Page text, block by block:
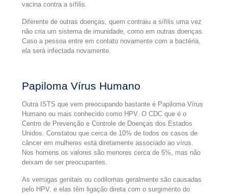
vacina contra a sífilis.
Diferente de outras doenças, quem contraiu a sífilis uma vez
não cria um sistema de imunidade, como em outras doenças.
Caso a pessoa entre em contato novamente com a bactéria,
ela será infectada novamente.
Papiloma Vírus Humano
Outra ISTS que vem preocupando bastante é Papiloma Vírus
Humano ou mais conhecido como HPV. O CDC que é o
Centro de Prevenção e Controle de Doenças dos Estados
Unidos. Constatou que cerca de 10% de todos os casos de
câncer em mulheres está diretamente associado ao vírus.
Nos homens os valores são menores cerca de 5%, mas não
deixam de ser preocupantes.
As verrugas genitais ou codilomas geralmente são causadas
pelo HPV, e elas têm ligação direta com o surgimento do